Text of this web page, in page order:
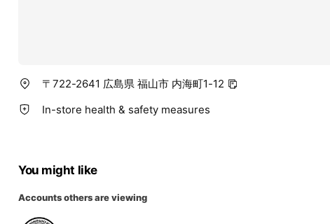
〒722-2641 広島県 福山市 内海町1-12
In-store health & safety measures
You might like
Accounts others are viewing